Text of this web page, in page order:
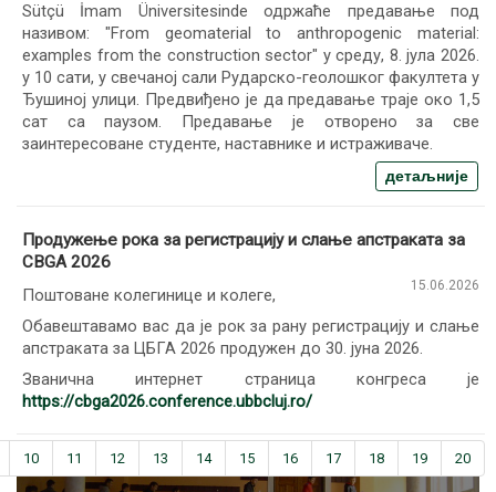
Sütçü İmam Üniversitesinde одржаће предавање под
називом: "From geomaterial to anthropogenic material:
examples from the construction sector" у среду, 8. јула 2026.
у 10 сати, у свечаној сали Рударско-геолошког факултета у
Ђушиној улици. Предвиђено је да предавање траје око 1,5
сат са паузом. Предавање је отворено за све
заинтересоване студенте, наставнике и истраживаче.
детаљније
Продужење рока за регистрацију и слање апстраката за
CBGA 2026
15.06.2026
Поштоване колегинице и колеге,
Обавештавамо вас да је рок за рану регистрацију и слање
апстраката за ЦБГА 2026 продужен до 30. јуна 2026.
Званична интернет страница конгреса је
https://cbga2026.conference.ubbcluj.ro/
10 11 12 13 14 15 16 17 18 19 20